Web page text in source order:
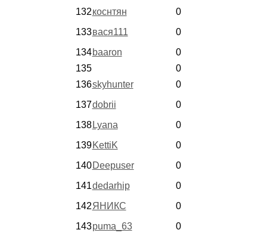
132коснтян
0
133вася111
0
134 baaron
0
135
0
136skyhunter
0
137dobrii
0
138 Lyana
0
139 KettiK
0
140 Deepuser
0
141dedarhip
0
142ЯНИКС
0
143puma_63
0